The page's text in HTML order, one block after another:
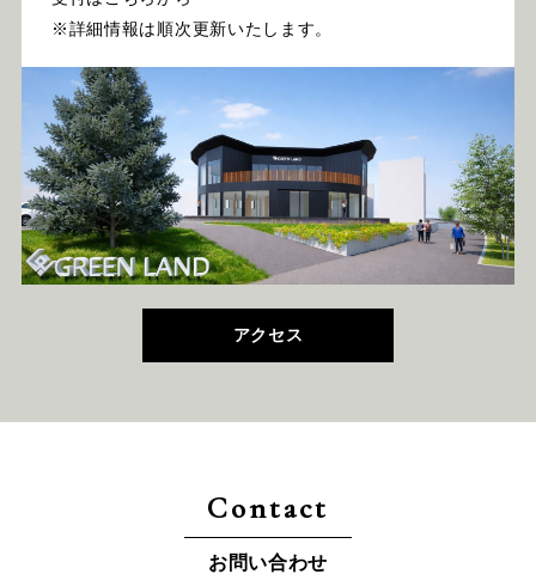
※詳細情報は順次更新いたします。
アクセス
Contact
お問い合わせ